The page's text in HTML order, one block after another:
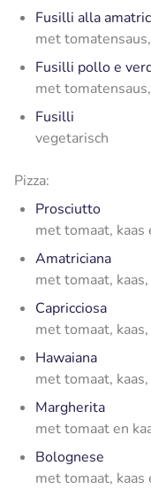
Fusilli alla
met
Fusilli pollo e
met
Fusilli
vegetarisch
Pizza:
Prosciutto
met tomaat, kaas
Amatriciana
met tomaat,
Capricciosa
met tomaat,
Hawaiana
met tomaat,
Margherita
met tomaat en
Bolognese
met tomaat, kaas